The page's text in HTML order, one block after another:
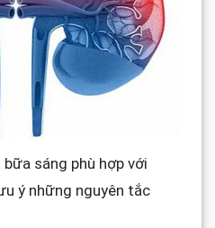
sáng phù hợp với
ý những nguyên tắc